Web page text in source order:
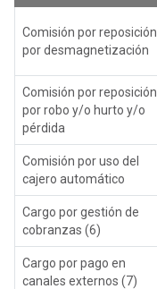
Comisión por reposición
por desmagnetización
Comisión por reposición
por robo y/o hurto y/o
pérdida
Comisión por uso del
cajero automático
Cargo por gestión de
cobranzas (6)
Cargo por pago en
canales externos (7)